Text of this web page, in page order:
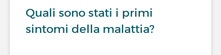
Quali sono stati i primi
sintomi della malattia?